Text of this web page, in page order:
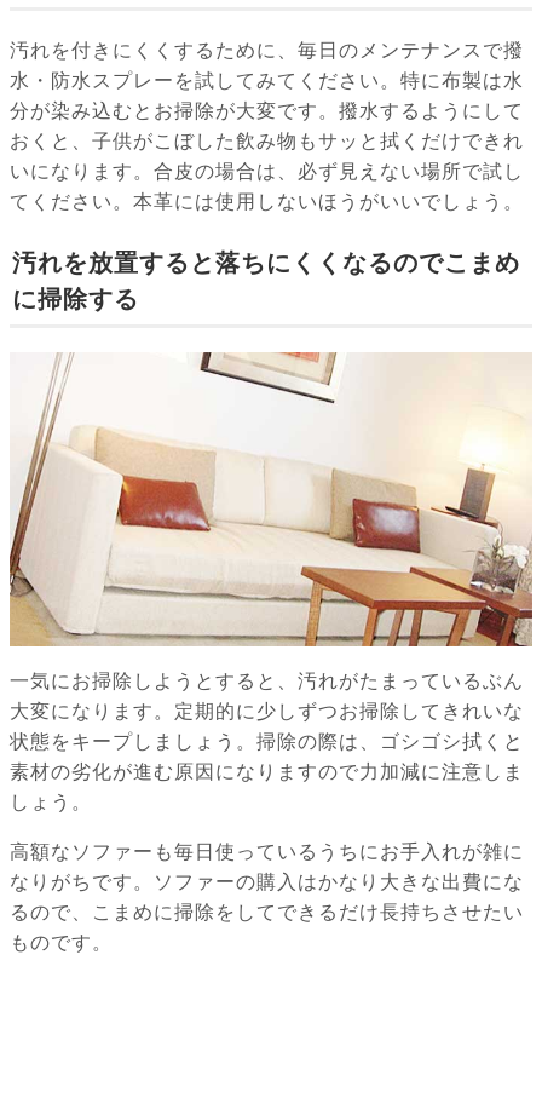
汚れを付きにくくするために、毎日のメンテナンスで撥
水・防水スプレーを試してみてください。特に布製は水
分が染み込むとお掃除が大変です。撥水するようにして
おくと、子供がこぼした飲み物もサッと拭くだけできれ
いになります。合皮の場合は、必ず見えない場所で試し
てください。本革には使用しないほうがいいでしょう。
汚れを放置すると落ちにくくなるのでこまめ
に掃除する
一気にお掃除しようとすると、汚れがたまっているぶん
大変になります。定期的に少しずつお掃除してきれいな
状態をキープしましょう。掃除の際は、ゴシゴシ拭くと
素材の劣化が進む原因になりますので力加減に注意しま
しょう。
高額なソファーも毎日使っているうちにお手入れが雑に
なりがちです。ソファーの購入はかなり大きな出費にな
るので、こまめに掃除をしてできるだけ長持ちさせたい
ものです。